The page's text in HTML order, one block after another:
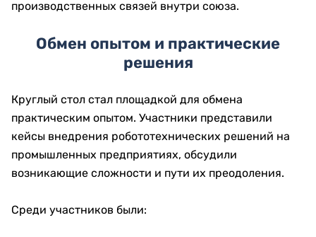
производственных связей внутри союза.
Обмен опытом и практические
решения
Круглый стол стал площадкой для обмена
практическим опытом. Участники представили
кейсы внедрения робототехнических решений на
промышленных предприятиях, обсудили
возникающие сложности и пути их преодоления.
Среди участников были: